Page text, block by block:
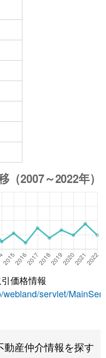
価格情報
servlet/
産仲介情報を探す